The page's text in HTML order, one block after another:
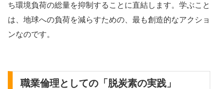
ち環境負荷の総量を抑制することに直結します。学ぶこと
は、地球への負荷を減らすための、最も創造的なアクショ
ンなのです。
職業倫理としての「脱炭素の実践」